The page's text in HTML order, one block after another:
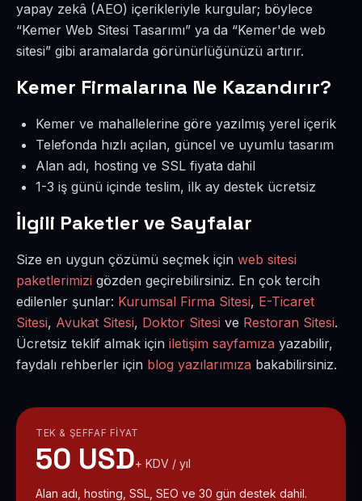
yapay zekâ (AEO) içerikleriyle kurgular; böylece
“Kemer Web Sitesi Tasarımı” ya da “Kemer'de web
sitesi” gibi aramalarda görünürlüğünüzü artırır.
Kemer Firmalarına Ne Kazandırır?
Kemer ve mahallelerine göre yazılmış yerel içerik
Telefonda hızlı açılan, güncel ve uyumlu tasarım
Alan adı, hosting ve SSL fiyata dahil
1-3 iş günü içinde teslim, ilk ay destek ücretsiz
İlgili Paketler ve Sayfalar
Size en uygun çözümü seçmek için web sitesi
paketlerimizi gözden geçirebilirsiniz. En çok tercih
edilenler şunlar: Kurumsal Firma Sitesi, E-Ticaret
Sitesi, Avukat Sitesi, Doktor Sitesi ve Restoran Sitesi.
Ücretsiz teklif almak için iletişim sayfamıza yazabilir,
faydalı rehberler için blog yazılarımıza bakabilirsiniz.
TEK & ŞEFFAF FIYAT
50 USD+ KDV / yıl
Alan adı, hosting, SSL, SEO ve 30 gün destek dahil.